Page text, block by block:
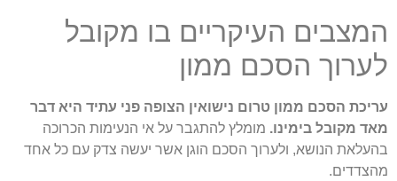
המצבים העיקריים בו מקובל
לערוך הסכם ממון
עריכת הסכם ממון טרום נישואין הצופה פני עתיד היא דבר
מאד מקובל בימינו. מומלץ להתגבר על אי הנעימות הכרוכה
בהעלאת הנושא, ולערוך הסכם הוגן אשר יעשה צדק עם כל אחד
מהצדדים.